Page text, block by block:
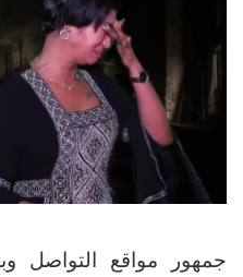
جمهور مواقع التواصل